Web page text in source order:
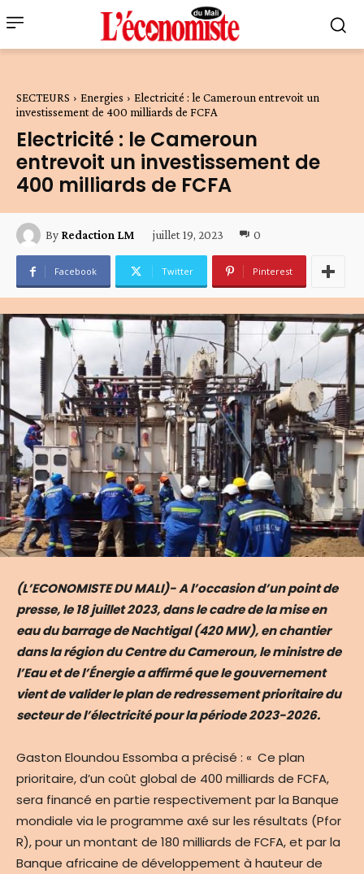
SECTEURS Energies
Electricité : le Cameroun entrevoit un
investissement de 400 milliards de FCFA
Electricité : le Cameroun
entrevoit un investissement de
400 milliards de FCFA
By Redaction LM juillet 19, 2023 0
Facebook Twitter Pinterest
(L’ECONOMISTE DU MALI)- A l’occasion d’un point de
presse, le 18 juillet 2023, dans le cadre de la mise en
eau du barrage de Nachtigal (420 MW), en chantier
dans la région du Centre du Cameroun, le ministre de
l’Eau et de l’Énergie a affirmé que le gouvernement
vient de valider le plan de redressement prioritaire du
secteur de l’électricité pour la période 2023-2026.
Gaston Eloundou Essomba a précisé : « Ce plan
prioritaire, d’un coût global de 400 milliards de FCFA,
sera financé en partie respectivement par la Banque
mondiale via le programme axé sur les résultats (Pfor
R), pour un montant de 180 milliards de FCFA, et par la
Banque africaine de développement à hauteur de